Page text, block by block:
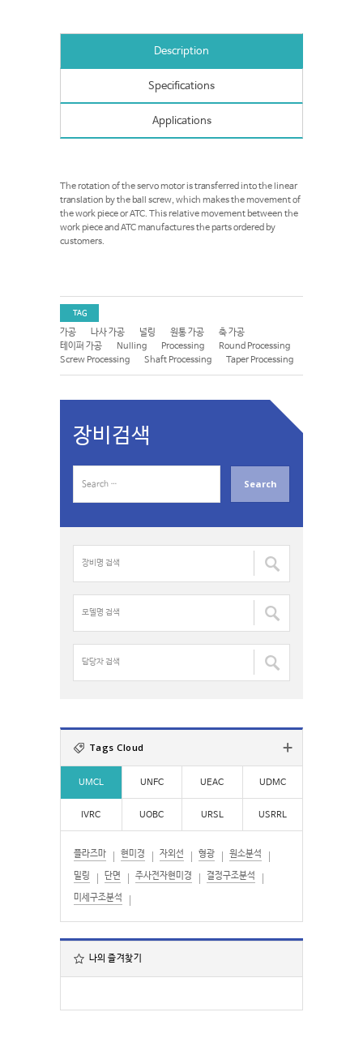
Description
Specifications
Applications
The rotation of the servo motor is transferred into the linear
translation by the ball screw, which makes the movement of
the work piece or ATC. This relative movement between the
work piece and ATC manufactures the parts ordered by
customers.
TAG
가공 나사 가공 널링 원통 가공
축 가공
테이퍼 가공
Nulling Processing
Round Processing
Screw Processing
Shaft Processing Taper Processing
장비검색
a
명
색
:
델
명
:자
:
Tags Cloud
UMCL UNFC UEAC UDMC
IVRC UOBC URSL USRRL
플라즈마 현미경 자외선 형광 원소분석
밀링 단면 주사전자현미경 결정구조분석
미세구조분석
나의 즐겨찾기